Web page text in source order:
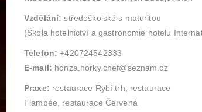
Vzdělání: středoškolské s maturitou
(Škola hotelnictví a gastronomie hotelu
Telefon: +420724542333
E-mail: honza.horky.chef@seznam.cz
Praxe: restaurace Rybí trh, restaurace
Flambée, restaurace Červená